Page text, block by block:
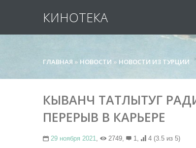
КИНОТЕКА
ГЛАВНАЯ » НОВОСТИ » НОВОСТИ ИЗ ТУРЦИИ
КЫВАНЧ ТАТЛЫТУГ
ПЕРЕРЫВ В КАРЬЕРЕ
29 ноября 2021, 2749, 1, 4 (3.5 из 5)